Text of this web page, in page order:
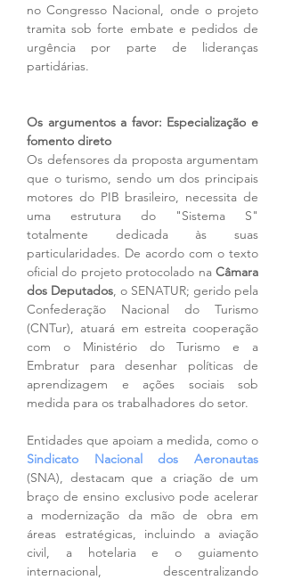
no Congresso Nacional, onde o projeto
tramita sob forte embate e pedidos de
urgência por parte de lideranças
partidárias.
Os argumentos a favor: Especialização e
fomento direto
Os defensores da proposta argumentam
que o turismo, sendo um dos principais
motores do PIB brasileiro, necessita de
uma estrutura do "Sistema S"
totalmente dedicada às suas
particularidades. De acordo com o texto
oficial do projeto protocolado na Câmara
dos Deputados, o SENATUR; gerido pela
Confederação Nacional do Turismo
(CNTur), atuará em estreita cooperação
com o Ministério do Turismo e a
Embratur para desenhar políticas de
aprendizagem e ações sociais sob
medida para os trabalhadores do setor.
Sindicato Nacional dos Aeronautas
(SNA), destacam que a criação de um
braço de ensino exclusivo pode acelerar
a modernização da mão de obra em
áreas estratégicas, incluindo a aviação
civil, a hotelaria e o guiamento
internacional, descentralizando